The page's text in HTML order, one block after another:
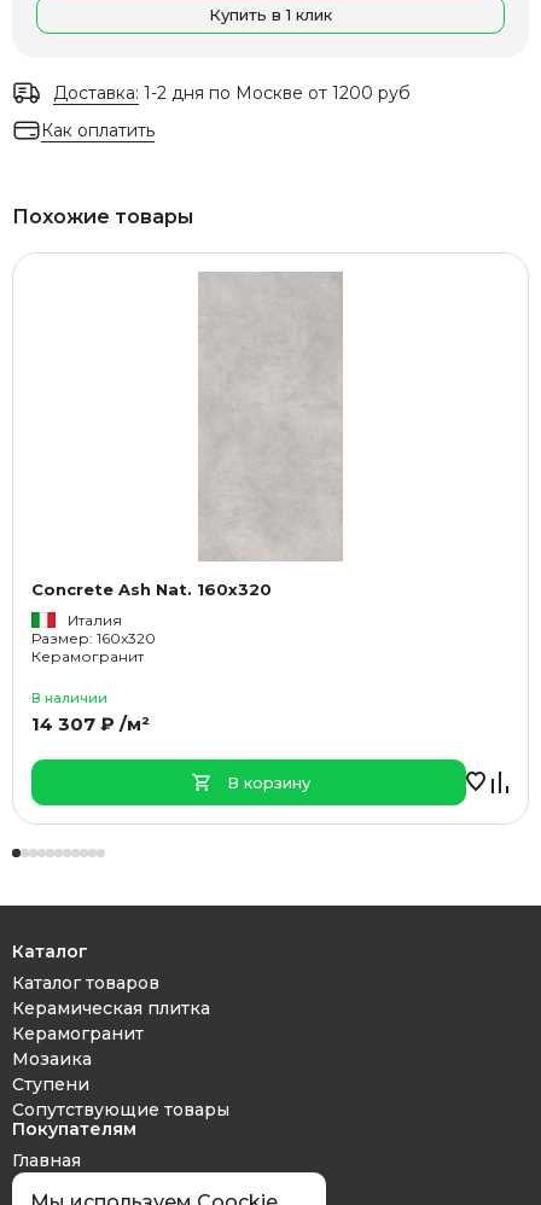
Купить в 1 клик
Доставка: 1-2 дня по Москве от 1200 руб
Как оплатить
Похожие товары
Concrete Ash Nat. 160x320
Италия
Размер: 160x320
Керамогранит
В наличии
14 307 ₽ /м²
В корзину
Каталог
Каталог товаров
Керамическая плитка
Керамогранит
Мозаика
Ступени
Сопутствующие товары
Покупателям
Главная
Дизайн проект